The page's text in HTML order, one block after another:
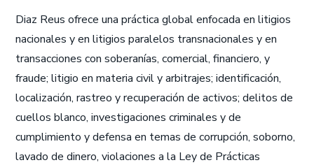
Diaz Reus ofrece una práctica global enfocada en litigios
nacionales y en litigios paralelos transnacionales y en
transacciones con soberanías, comercial, financiero, y
fraude; litigio en materia civil y arbitrajes; identificación,
localización, rastreo y recuperación de activos; delitos de
cuellos blanco, investigaciones criminales y de
cumplimiento y defensa en temas de corrupción, soborno,
lavado de dinero, violaciones a la Ley de Prácticas